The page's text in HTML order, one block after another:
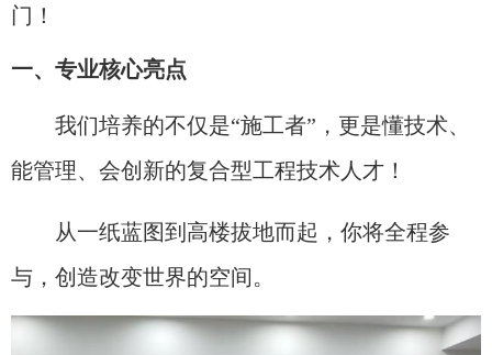
门！
一、专业核心亮点
我们培养的不仅是“施工者”，更是懂技术、
能管理、会创新的复合型工程技术人才！
从一纸蓝图到高楼拔地而起，你将全程参
与，创造改变世界的空间。